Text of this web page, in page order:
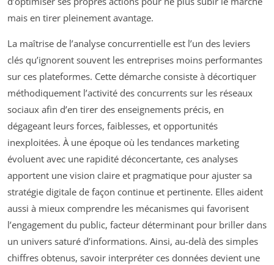
mais en tirer pleinement avantage.
La maîtrise de l’analyse concurrentielle est l’un des leviers
clés qu’ignorent souvent les entreprises moins performantes
sur ces plateformes. Cette démarche consiste à décortiquer
méthodiquement l’activité des concurrents sur les réseaux
sociaux afin d’en tirer des enseignements précis, en
dégageant leurs forces, faiblesses, et opportunités
inexploitées. À une époque où les tendances marketing
évoluent avec une rapidité déconcertante, ces analyses
apportent une vision claire et pragmatique pour ajuster sa
stratégie digitale de façon continue et pertinente. Elles aident
aussi à mieux comprendre les mécanismes qui favorisent
l’engagement du public, facteur déterminant pour briller dans
un univers saturé d’informations. Ainsi, au-delà des simples
chiffres obtenus, savoir interpréter ces données devient une